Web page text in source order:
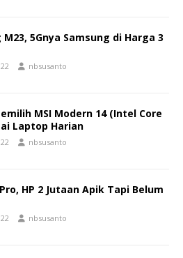
M23, 5Gnya Samsung di Harga 3
nbsusanto
MSI Modern 14 (Intel Core
Laptop Harian
nbsusanto
HP 2 Jutaan Apik Tapi Belum
nbsusanto